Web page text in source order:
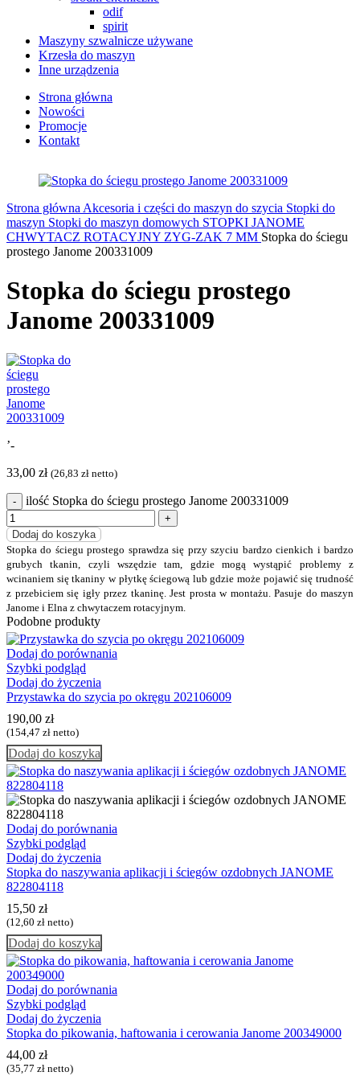
odif
spirit
Maszyny szwalnicze używane
Krzesła do maszyn
Inne urządzenia
Strona główna
Nowości
Promocje
Kontakt
Strona główna Akcesoria i części do maszyn do szycia Stopki do
maszyn Stopki do maszyn domowych STOPKI JANOME
CHWYTACZ ROTACYJNY ZYG-ZAK 7 MM Stopka do ściegu
prostego Janome 200331009
Stopka do ściegu prostego
Janome 200331009
’-
33,00 zł (26,83 zł netto)
ilość Stopka do ściegu prostego Janome 200331009
Dodaj do koszyka
Stopka do ściegu prostego sprawdza się przy szyciu bardzo cienkich i bardzo
grubych tkanin, czyli wszędzie tam, gdzie mogą wystąpić problemy z
wcinaniem się tkaniny w płytkę ściegową lub gdzie może pojawić się trudność
z przebiciem się igły przez tkaninę. Jest prosta w montażu. Pasuje do maszyn
Janome i Elna z chwytaczem rotacyjnym.
Podobne produkty
Dodaj do porównania
Szybki podgląd
Dodaj do życzenia
Przystawka do szycia po okręgu 202106009
190,00 zł
(154,47 zł netto)
Dodaj do koszyka
Dodaj do porównania
Szybki podgląd
Dodaj do życzenia
Stopka do naszywania aplikacji i ściegów ozdobnych JANOME
822804118
15,50 zł
(12,60 zł netto)
Dodaj do koszyka
Dodaj do porównania
Szybki podgląd
Dodaj do życzenia
Stopka do pikowania, haftowania i cerowania Janome 200349000
44,00 zł
(35,77 zł netto)